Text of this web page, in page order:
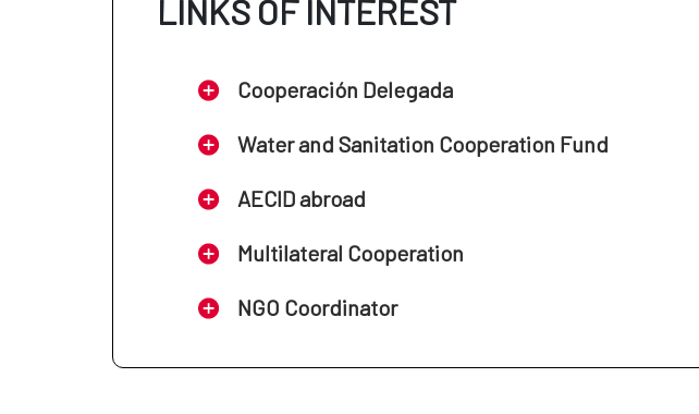
LINKS OF INTEREST
Cooperación Delegada
Water and Sanitation Cooperation Fund
AECID abroad
Multilateral Cooperation
NGO Coordinator